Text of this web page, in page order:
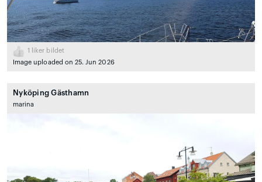
1
liker bildet
Image uploaded on 25. Jun 2026
Nyköping Gästhamn
marina